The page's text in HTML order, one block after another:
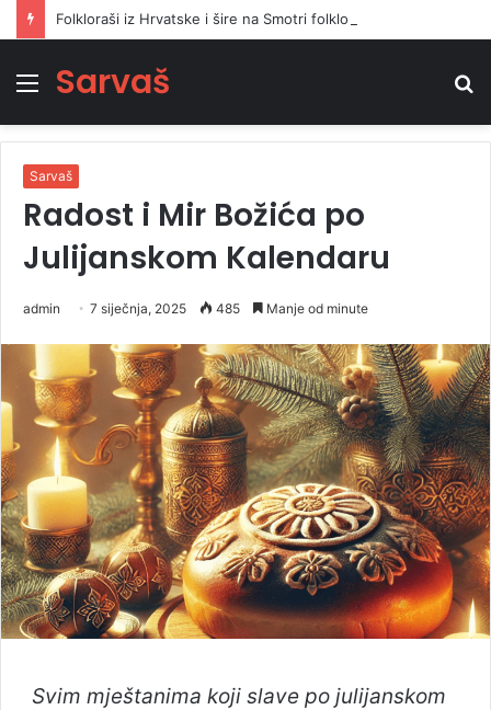
Izbornik
Sarvaš
Sarvaš
Radost i Mir Božića po
Julijanskom Kalendaru
admin 7 siječnja, 2025 485 Manje od minute
Svim mještanima koji slave po julijanskom